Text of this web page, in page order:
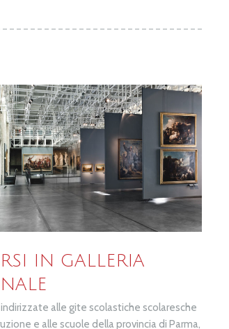
IN GALLERIA
alle gite scolastiche scolaresche
e alle scuole della provincia di Parma,